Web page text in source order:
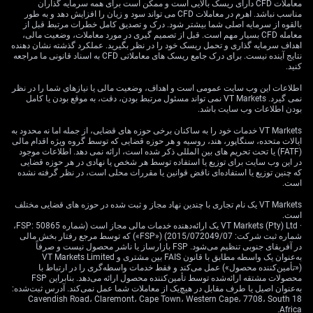
معاملات CFD دارای ریسک بالایی است و ممکن است برای همه سرمایه گذاران
مناسب نباشد. اهرم در معاملات CFD می تواند سود و زیان را افزایش دهد و به طور
بالقوه از سرمایه اصلی شما بیشتر شود. درک و تصدیق کامل خطرات مرتبط قبل از
معامله CFD بسیار مهم است. قبل از تصمیم گیری در مورد معاملات، وضعیت مالی،
اهداف سرمایه گذاری و تحمل ریسک خود را در نظر بگیرید. عملکرد گذشته نشان دهنده
نتایج آینده نیست. برای درک جامع ریسک های معاملاتی CFD به اسناد قانونی ما مراجعه
کنید.
اطلاعات این وب سایت عمومی است و اهداف، وضعیت مالی یا نیازهای شما را در نظر
نمی گیرد. VT Markets نمی تواند مسئول مرتبط بودن، دقت، به موقع بودن یا کامل
بودن اطلاعات وب سایت باشد.
VT Markets خدمات خود را به ساکنان برخی حوزه های قضایی، از جمله اما نه محدود به
ایالات متحده، سنگاپور، هند، روسیه و هر حوزه قضایی که توسط گروه ویژه اقدام مالی
(FATF) یا تحت تحریم های بین المللی ذکر شده است، ارائه نمی دهد. اطلاعات موجود
در این وب سایت برای توزیع یا استفاده توسط هر شخص یا نهادی در هر حوزه قضایی
که چنین توزیع یا استفاده‌ای ناقض قوانین یا مقررات محلی است، در نظر گرفته نشده
است.
VT Markets یک نام تجاری با چندین نهاد مجاز و ثبت شده در حوزه های قضایی مختلف
است.
· VT Markets (Pty) Ltd یک ارائه‌دهنده خدمات مالی مجاز است (شماره FSP: 50865،
شماره ثبت شرکت: 2015/072049/07) («FSP») که توسط مرجع رفتار بخش مالی
در آفریقای جنوبی تنظیم می‌شود. FSP بازارساز یا ناشر محصول نیست و صرفاً
به‌عنوان یک واسطه مطابق با قانون FAIS بین مشتری و VT Markets Limited
(«تأمین‌کننده محصول») عمل می‌کند و فقط خدمات واسطه‌گری را در ارتباط با
محصولات مشتقه ارائه‌شده توسط تأمین‌کننده محصول ارائه می‌دهد. بنابراین FSP
به‌عنوان اصیل یا طرف مقابل در هیچ‌یک از معاملات شما عمل نمی‌کند. آدرس ثبت‌شده:
18 Cavendish Road، Claremont، Cape Town، Western Cape، 7708، South
Africa.